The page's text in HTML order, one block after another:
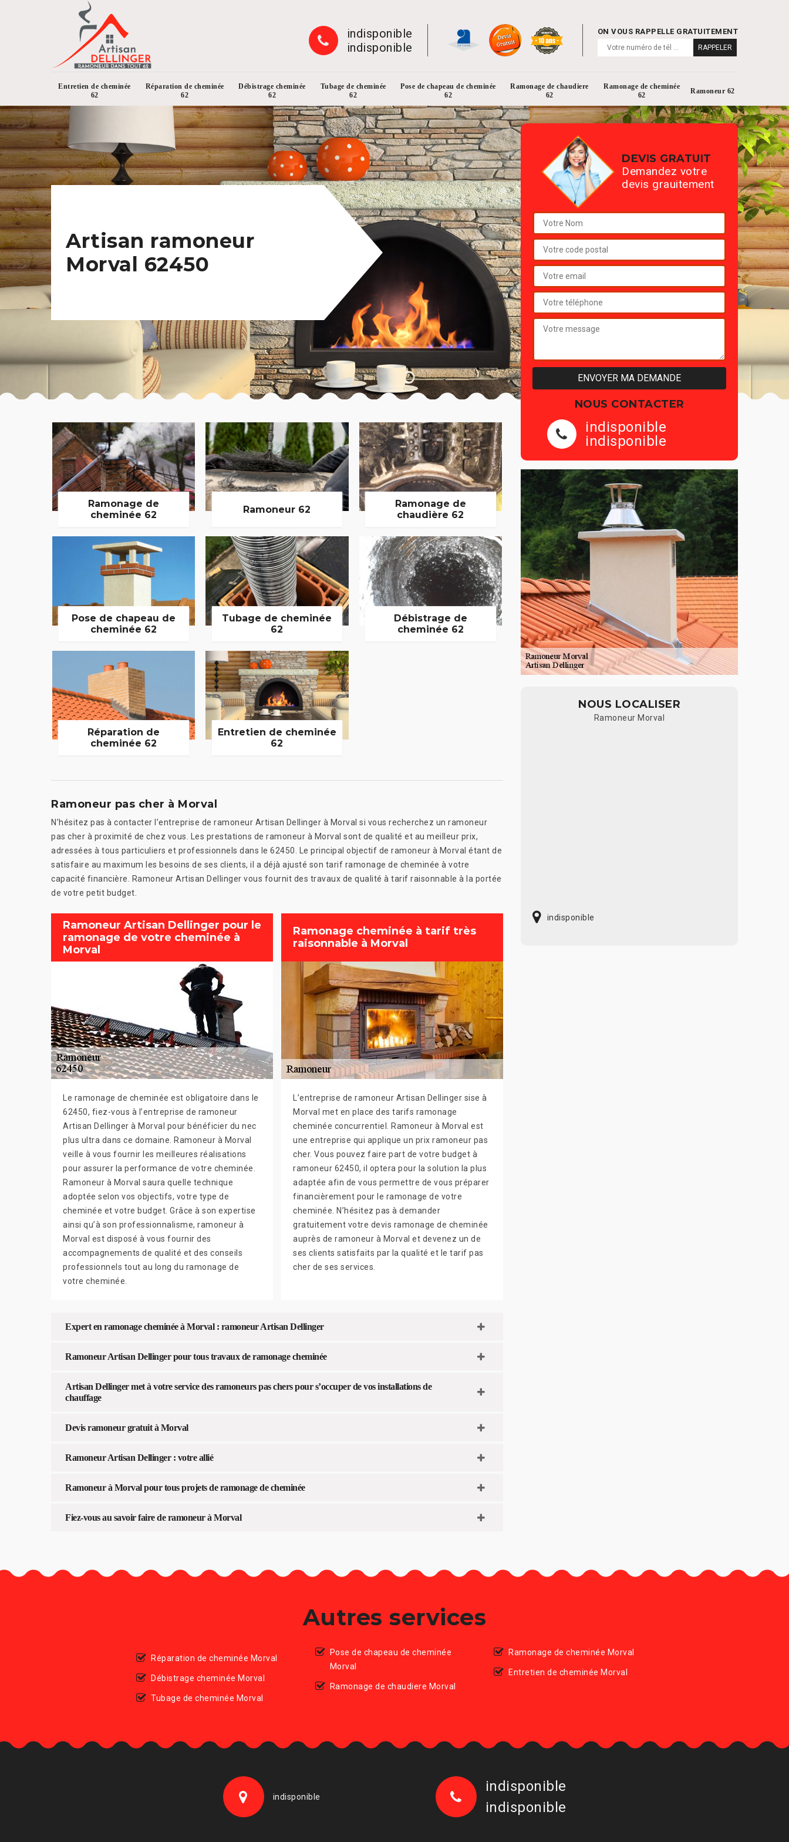
indisponible
indisponible
ON VOUS RAPPELLE GRATUITEMENT
Entretien de cheminée
62
Réparation de cheminée
62
Débistrage cheminée
62
Tubage de cheminée
62
Pose de chapeau de cheminée
62
Ramonage de chaudiere
62
Ramonage de cheminée
62
Ramoneur 62
Artisan ramoneur
Morval 62450
Ramonage de
cheminée 62
Ramoneur 62
Ramonage de
chaudière 62
Pose de chapeau de
cheminée 62
Tubage de cheminée
62
Débistrage de
cheminée 62
Réparation de
cheminée 62
Entretien de cheminée
62
Ramoneur pas cher à Morval
N’hésitez pas à contacter l’entreprise de ramoneur Artisan Dellinger à Morval si vous recherchez un ramoneur
pas cher à proximité de chez vous. Les prestations de ramoneur à Morval sont de qualité et au meilleur prix,
adressées à tous particuliers et professionnels dans le 62450. Le principal objectif de ramoneur à Morval étant de
satisfaire au maximum les besoins de ses clients, il a déjà ajusté son tarif ramonage de cheminée à votre
capacité financière. Ramoneur Artisan Dellinger vous fournit des travaux de qualité à tarif raisonnable à la portée
de votre petit budget.
Ramoneur Artisan Dellinger pour le
ramonage de votre cheminée à
Morval
Le ramonage de cheminée est obligatoire dans le
62450, fiez-vous à l’entreprise de ramoneur
Artisan Dellinger à Morval pour bénéficier du nec
plus ultra dans ce domaine. Ramoneur à Morval
veille à vous fournir les meilleures réalisations
pour assurer la performance de votre cheminée.
Ramoneur à Morval saura quelle technique
adoptée selon vos objectifs, votre type de
cheminée et votre budget. Grâce à son expertise
ainsi qu’à son professionnalisme, ramoneur à
Morval est disposé à vous fournir des
accompagnements de qualité et des conseils
professionnels tout au long du ramonage de
votre cheminée.
Ramonage cheminée à tarif très
raisonnable à Morval
L’entreprise de ramoneur Artisan Dellinger sise à
Morval met en place des tarifs ramonage
cheminée concurrentiel. Ramoneur à Morval est
une entreprise qui applique un prix ramoneur pas
cher. Vous pouvez faire part de votre budget à
ramoneur 62450, il optera pour la solution la plus
adaptée afin de vous permettre de vous préparer
financièrement pour le ramonage de votre
cheminée. N’hésitez pas à demander
gratuitement votre devis ramonage de cheminée
auprès de ramoneur à Morval et devenez un de
ses clients satisfaits par la qualité et le tarif pas
cher de ses services.
Expert en ramonage cheminée à Morval : ramoneur Artisan Dellinger
Ramoneur Artisan Dellinger pour tous travaux de ramonage cheminée
Artisan Dellinger met à votre service des ramoneurs pas chers pour s’occuper de vos installations de
chauffage
Devis ramoneur gratuit à Morval
Ramoneur Artisan Dellinger : votre allié
Ramoneur à Morval pour tous projets de ramonage de cheminée
Fiez-vous au savoir faire de ramoneur à Morval
DEVIS GRATUIT
Demandez votre
devis grauitement
NOUS CONTACTER
indisponible
indisponible
NOUS LOCALISER
Ramoneur Morval
indisponible
Autres services
Réparation de cheminée Morval
Débistrage cheminée Morval
Tubage de cheminée Morval
Pose de chapeau de cheminée
Morval
Ramonage de chaudiere Morval
Ramonage de cheminée Morval
Entretien de cheminée Morval
indisponible
indisponible
indisponible